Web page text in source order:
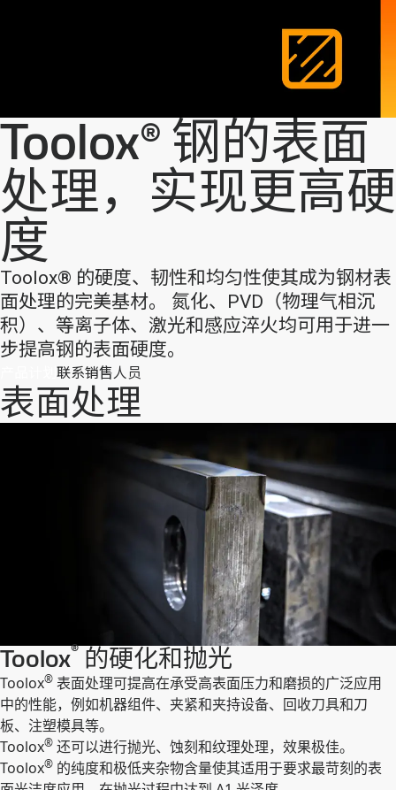
Toolox® 钢的表面
处理，实现更高硬
度
Toolox® 的硬度、韧性和均匀性使其成为钢材表
面处理的完美基材。 氮化、PVD（物理气相沉
积）、等离子体、激光和感应淬火均可用于进一
步提高钢的表面硬度。
联系销售人员
表面处理
Toolox® 的硬化和抛光
Toolox® 表面处理可提高在承受高表面压力和磨损的广泛应用
中的性能，例如机器组件、夹紧和夹持设备、回收刀具和刀
板、注塑模具等。
Toolox® 还可以进行抛光、蚀刻和纹理处理，效果极佳。
Toolox® 的纯度和极低夹杂物含量使其适用于要求最苛刻的表